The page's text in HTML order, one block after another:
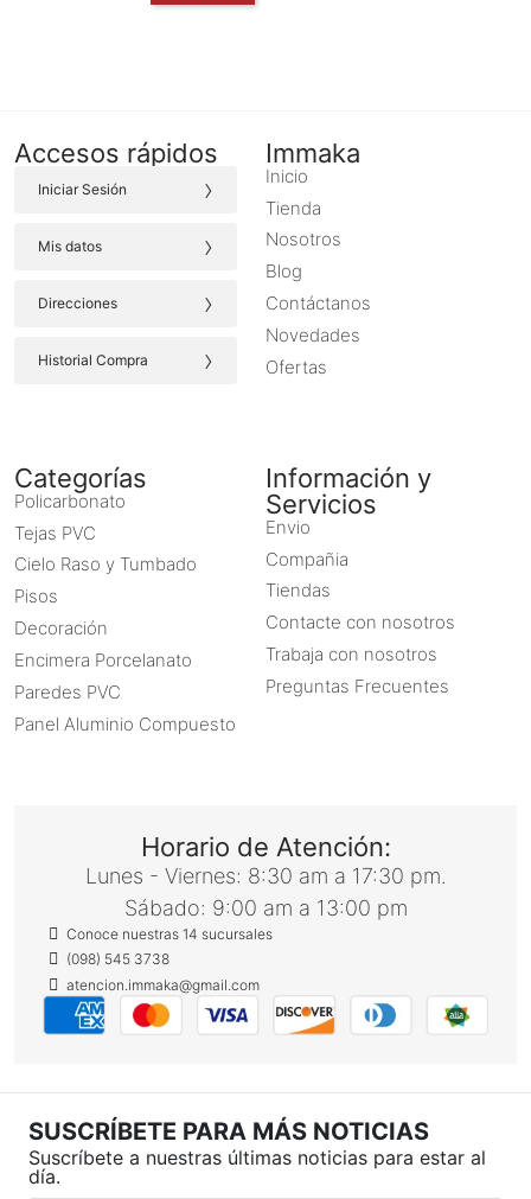
Accesos rápidos
Iniciar Sesión ›
Mis datos ›
Direcciones ›
Historial Compra ›
Immaka
Inicio
Tienda
Nosotros
Blog
Contáctanos
Novedades
Ofertas
Categorías
Policarbonato
Tejas PVC
Cielo Raso y Tumbado
Pisos
Decoración
Encimera Porcelanato
Paredes PVC
Panel Aluminio Compuesto
Información y
Servicios
Envio
Compañia
Tiendas
Contacte con nosotros
Trabaja con nosotros
Preguntas Frecuentes
Horario de Atención:
Lunes - Viernes: 8:30 am a 17:30 pm.
Sábado: 9:00 am a 13:00 pm
Conoce nuestras 14 sucursales
(098) 545 3738
atencion.immaka@gmail.com
SUSCRÍBETE PARA MÁS NOTICIAS
Suscríbete a nuestras últimas noticias para estar al
día.